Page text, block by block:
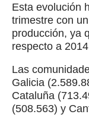
Esta evolución
trimestre con
producción, ya
respecto a
Las
Galicia
Cataluña
(508.563) y